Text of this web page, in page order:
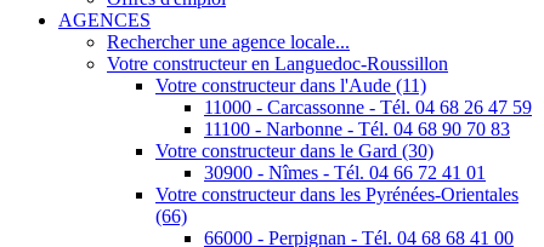
AGENCES
Rechercher une agence locale...
Votre constructeur en Languedoc-Roussillon
Votre constructeur dans l'Aude (11)
11000 - Carcassonne - Tél. 04 68 26 47 59
11100 - Narbonne - Tél. 04 68 90 70 83
Votre constructeur dans le Gard (30)
30900 - Nîmes - Tél. 04 66 72 41 01
Votre constructeur dans les Pyrénées-Orientales
(66)
66000 - Perpignan - Tél. 04 68 68 41 00